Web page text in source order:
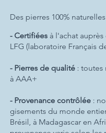
Des pierres 100%
- Certifiées à l'achat
LFG (laboratoire Français
- Pierres de qualité : toutes
à AAA+
- Provenance contrôlée :
gisements du monde
Brésil, à Madagascar en